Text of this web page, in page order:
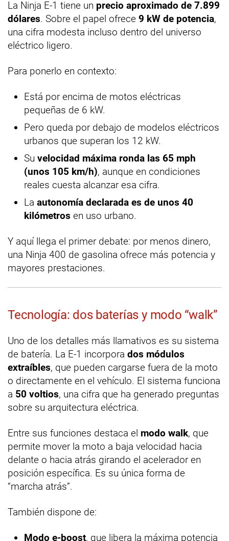
La Ninja E-1 tiene un precio aproximado de 7.899
dólares. Sobre el papel ofrece 9 kW de potencia,
una cifra modesta incluso dentro del universo
eléctrico ligero.
Para ponerlo en contexto:
Está por encima de motos eléctricas
pequeñas de 6 kW.
Pero queda por debajo de modelos eléctricos
urbanos que superan los 12 kW.
Su velocidad máxima ronda las 65 mph
(unos 105 km/h), aunque en condiciones
reales cuesta alcanzar esa cifra.
La autonomía declarada es de unos 40
kilómetros en uso urbano.
Y aquí llega el primer debate: por menos dinero,
una Ninja 400 de gasolina ofrece más potencia y
mayores prestaciones.
Tecnología: dos baterías y modo “walk”
Uno de los detalles más llamativos es su sistema
de batería. La E-1 incorpora dos módulos
extraíbles, que pueden cargarse fuera de la moto
o directamente en el vehículo. El sistema funciona
a 50 voltios, una cifra que ha generado preguntas
sobre su arquitectura eléctrica.
Entre sus funciones destaca el modo walk, que
permite mover la moto a baja velocidad hacia
delante o hacia atrás girando el acelerador en
posición específica. Es su única forma de
“marcha atrás”.
También dispone de:
Modo e-boost, que libera la máxima potencia